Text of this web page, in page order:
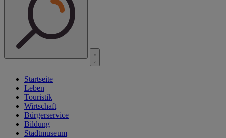
Startseite
Leben
Touristik
Wirtschaft
Bürgerservice
Bildung
Stadtmuseum